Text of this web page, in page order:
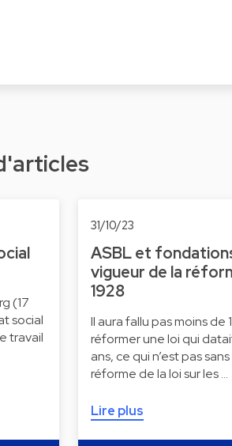
(17
social
travail
31/10/23
ASBL et
vigueur de la
1928
Il aura fallu pas moins de
réformer une loi qui
ans, ce qui n’est pas
réforme de la loi sur les …
Lire plus